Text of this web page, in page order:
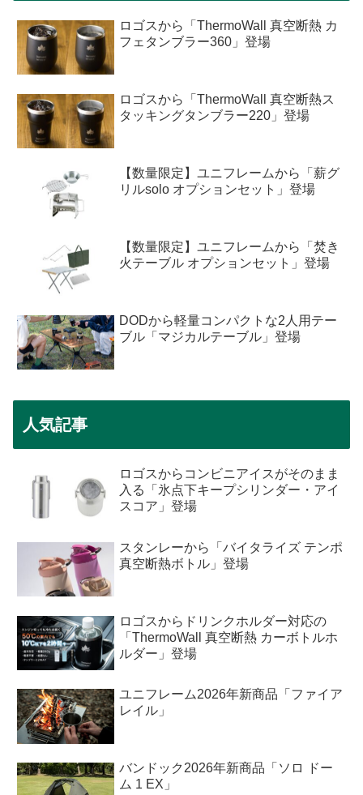
ロゴスから「ThermoWall 真空断熱 カ
フェタンブラー360」登場
ロゴスから「ThermoWall 真空断熱ス
タッキングタンブラー220」登場
【数量限定】ユニフレームから「薪グ
リルsolo オプションセット」登場
【数量限定】ユニフレームから「焚き
火テーブル オプションセット」登場
DODから軽量コンパクトな2人用テー
ブル「マジカルテーブル」登場
人気記事
ロゴスからコンビニアイスがそのまま
入る「氷点下キープシリンダー・アイ
スコア」登場
スタンレーから「バイタライズ テンポ
真空断熱ボトル」登場
ロゴスからドリンクホルダー対応の
「ThermoWall 真空断熱 カーボトルホ
ルダー」登場
ユニフレーム2026年新商品「ファイア
レイル」
バンドック2026年新商品「ソロ ドー
ム 1 EX」